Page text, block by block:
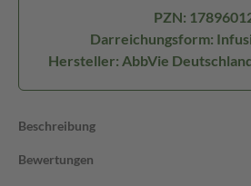
PZN:
Darreichungsform:
Hersteller: AbbVie
Beschreibung
Bewertungen